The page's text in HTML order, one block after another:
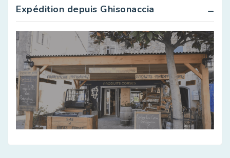
Expédition depuis Ghisonaccia